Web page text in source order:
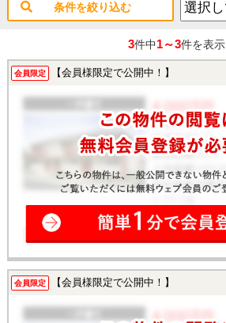
条件を絞り込む
3件中1～3件を表示
会員限定 【会員様限定で公開中！】
会員限定 【会員様限定で公開中！】